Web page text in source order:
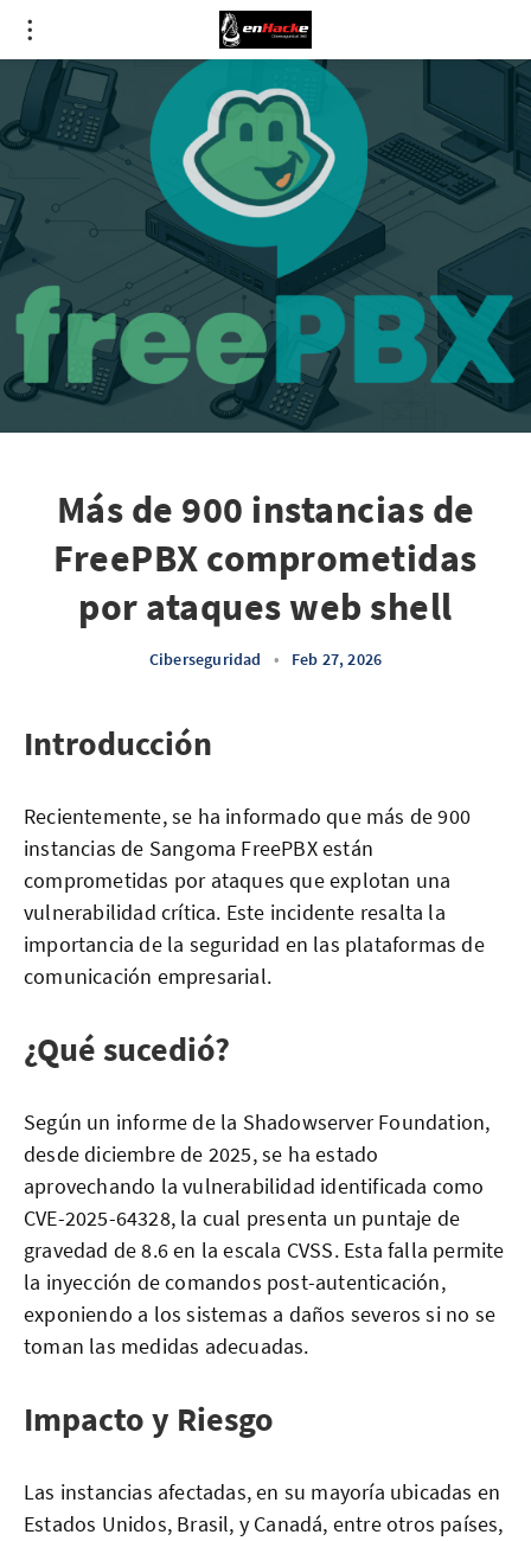
Más de 900 instancias de
FreePBX comprometidas
por ataques web shell
Ciberseguridad • Feb 27, 2026
Introducción
Recientemente, se ha informado que más de 900
instancias de Sangoma FreePBX están
comprometidas por ataques que explotan una
vulnerabilidad crítica. Este incidente resalta la
importancia de la seguridad en las plataformas de
comunicación empresarial.
¿Qué sucedió?
Según un informe de la Shadowserver Foundation,
desde diciembre de 2025, se ha estado
aprovechando la vulnerabilidad identificada como
CVE-2025-64328, la cual presenta un puntaje de
gravedad de 8.6 en la escala CVSS. Esta falla permite
la inyección de comandos post-autenticación,
exponiendo a los sistemas a daños severos si no se
toman las medidas adecuadas.
Impacto y Riesgo
Las instancias afectadas, en su mayoría ubicadas en
Estados Unidos, Brasil, y Canadá, entre otros países,